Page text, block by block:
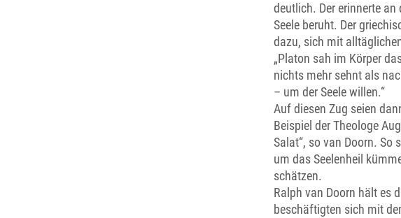
deutlich. Der erinnerte
Seele beruht. Der
dazu, sich mit
„Platon sah im Körper
nichts mehr sehnt als
– um der Seele willen.“
Auf diesen Zug seien
Beispiel der Theologe
Salat“, so van Doorn. So
um das Seelenheil
schätzen.
Ralph van Doorn hält es
beschäftigten sich mit